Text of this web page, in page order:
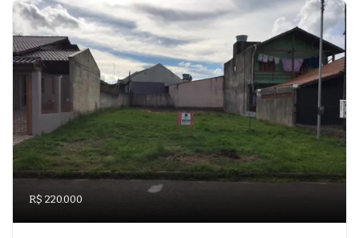
R$ 220.000